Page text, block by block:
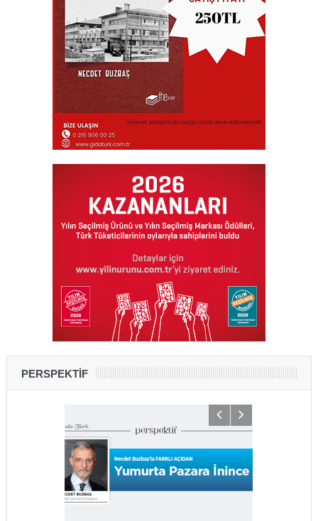
PERSPEKTİF